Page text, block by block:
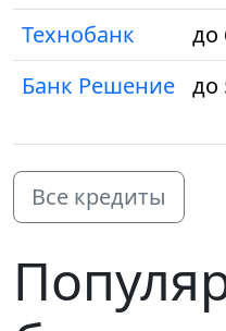
Технобанк до
Банк Решение до
Все кредиты